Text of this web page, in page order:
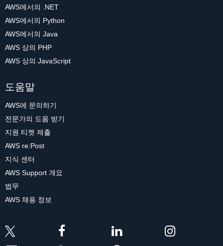
AWS에서의 .NET
AWS에서의 Python
AWS에서의 Java
AWS 상의 PHP
AWS 상의 JavaScript
도움말
AWS에 문의하기
전문가의 도움 받기
지원 티켓 제출
AWS re:Post
지식 센터
AWS Support 개요
법무
AWS 채용 정보